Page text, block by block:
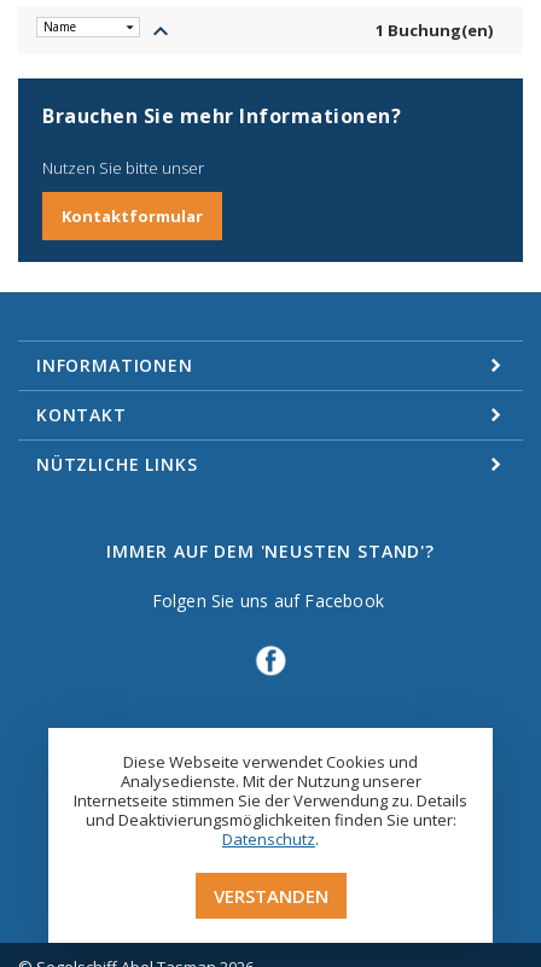
keyboard_arrow_up 1 Buchung(en)
Brauchen Sie mehr Informationen?
Nutzen Sie bitte unser
Kontaktformular
INFORMATIONEN
KONTAKT
NÜTZLICHE LINKS
IMMER AUF DEM 'NEUSTEN STAND'?
Folgen Sie uns auf Facebook
Diese Webseite verwendet Cookies und
Analysedienste. Mit der Nutzung unserer
Internetseite stimmen Sie der Verwendung zu. Details
und Deaktivierungsmöglichkeiten finden Sie unter:
Datenschutz.
VERSTANDEN